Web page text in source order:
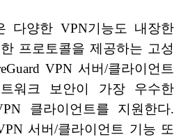
다양한 VPN기능도 내장한
프로토콜을 제공하는 고성
VPN 서버/클라이언트
워크 보안이 가장 우수한
클라이언트를 지원한다.
서버/클라이언트 기능 또